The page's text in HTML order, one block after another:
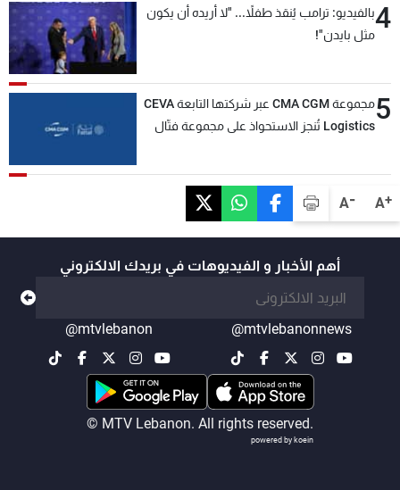
A+
A-
4بالفيديو: ترامب يُنقذ طفلاً... "لا أريده أن يكون
مثل بايدن"!
5
مجموعة CMA CGM عبر شركتها التابعة CEVA
Logistics تُنجز الاستحواذ على مجموعة فتّال
أهم الأخبار و الفيديوهات في بريدك الالكتروني
@mtvlebanonnews
@mtvlebanon
© MTV Lebanon. All rights reserved.
powered by koein